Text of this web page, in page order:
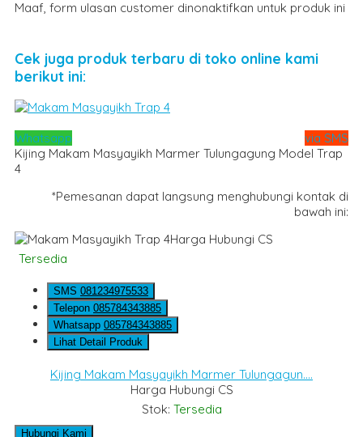
Maaf, form ulasan customer dinonaktifkan untuk produk ini
Cek juga produk terbaru di toko online kami
berikut ini:
Whatsapp
via SMS
Kijing Makam Masyayikh Marmer Tulungagung Model Trap
4
*Pemesanan dapat langsung menghubungi kontak di
bawah ini:
Harga Hubungi CS
Tersedia
SMS 081234975533
Telepon 085784343885
Whatsapp 085784343885
Lihat Detail Produk
Kijing Makam Masyayikh Marmer Tulungagun....
Harga Hubungi CS
Stok: Tersedia
Hubungi Kami